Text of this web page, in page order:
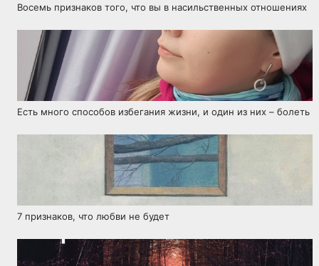
Восемь признаков того, что вы в насильственных отношениях
Есть много способов избегания жизни, и один из них – болеть
7 признаков, что любви не будет